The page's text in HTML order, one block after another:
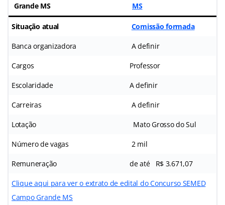
Grande MS
MS
Situação atual Comissão formada
Banca organizadora A definir
Cargos Professor
Escolaridade A definir
Carreiras A definir
Lotação Mato Grosso do Sul
Número de vagas 2 mil
Remuneração de até R$ 3.671,07
Clique aqui para ver o extrato de edital do Concurso SEMED
Campo Grande MS